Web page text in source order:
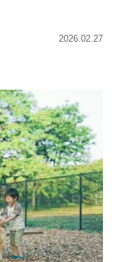
春夏キャンプ
山間キャンプ
川辺キャンプ
2026.02.27